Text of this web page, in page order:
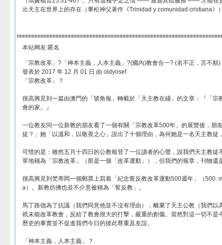
出天主在世界上的存在（畢松神父著作《Trinidad y comunidad cristiana》
本站网友 匿名
「宗教改革」?「神本主義，人本主義」?(國內)教會合一? (名不正，言不順)
發表於 2017 年 12 月 01 日 由 oldyosef
「宗教改革」？
很高興見到一篇由澳門的「號角報」轉載於「天主教在綫」的文章：『「宗
會的家。』
一位教友同一位新教的朋友看了一個有關「宗教改革500年」的展覽後，朋
徒？」她「以溫和，以敬畏之心」說出了十個理由，為何她是一名天主教徒
可惜的是：雖然五月十四日的公教報登了一位讀者的心聲，說我們天主教徒
單地稱為「宗教改革」（那是一個「改革運動」），但我們的報章，刊物還
很高興見到梵蒂岡一個郵票上寫着「紀念誓反教改革運動500週年」（500.
a）。新教彷彿也並不介意被稱為「誓反教」。
馬丁路德為了抗議（我們同意他並不沒有理由），離棄了天主公教（我們以
祇未能改革教會，反給了教會很大的打擊，嚴重的創傷。當然對這一切不是
歷史的事實並不促進我們今日的彼此尊重及友誼。
「神本主義，人本主義」？